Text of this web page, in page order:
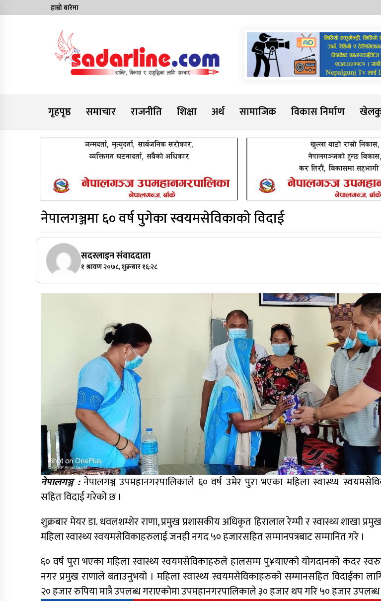
to
हाम्रो बारेमा
Sadarline
गृहपृष्ठ
समाचार राजनीति शिक्षा अर्थ सामाजिक विकास निर्माण
नेपालगञ्जमा ६० वर्ष पुगेका स्वयमसेविकाको विदाई
सदरलाइन संवाददाता
१ श्रावण २०७८, शुक्रबार १६:२८
नेपालगञ्ज :नेपालगञ्ज उपमहानगरपालिकाले ६० वर्ष उमेर पुरा भएका महिला स्वास्थ्य
सहित विदाई गरेको छ ।
शुक्रबार मेयर डा. धवलशम्शेर राणा, प्रमुख प्रशासकीय अधिकृत हिरालाल रेग्मी र स्वास्थ्य शाखा
महिला स्वास्थ्य स्वयमसेविकाहरुलाई जनही नगद ५० हजारसहित सम्मानपत्रबाट सम्मानित गरे ।
६० वर्ष पुरा भएका महिला स्वास्थ्य स्वयमसेविकाहरुले हालसम्म पु¥याएको योगदानको कदर
नगर प्रमुख राणाले बताउनुभयो । महिला स्वास्थ्य स्वयमसेविकाहरुको सम्मानसहित विदाईका
२० हजार रुपिया मात्रै उपलब्ध गराएकोमा उपमहानगरपालिकाले ३० हजार थप गरि ५० हजार उपलब्ध